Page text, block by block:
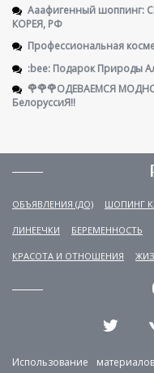
Ааафигенный шоппинг:
КОРЕЯ, РФ
Профессиональная
:bee: Подарок Природы
🌹🌹🌹ОДЕВАЕМСЯ
БелоруссиЯ‼
ОБЪЯВЛЕНИЯ (ДО) ШОПИНГ
ЛИНЕЕЧКИ БЕРЕМЕННОСТЬ
КРАСОТА И ОТНОШЕНИЯ
Использование